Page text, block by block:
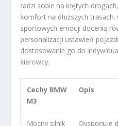
radzi sobie na krętych
komfort na dłuższych
sportowych emocji docenią
personalizacji ustawień
dostosowanie go do
kierowcy.
Cechy BMW
M3
Opis
Mocny silnik
Dysponuje